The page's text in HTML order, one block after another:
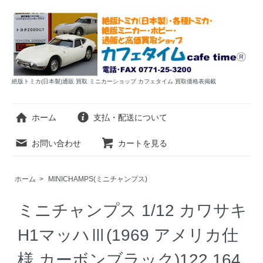
絶版トミカ(日本製)通販 買取 ミニカーショップ カフェタイム 買取価格表掲載
ホーム 支払・配送について
お問い合わせ カートを見る
ホーム > MINICHAMPS(ミニチャンプス)
ミニチャンプス 1/12 カワサキ
H1マッハⅢ(1969 アメリカ仕